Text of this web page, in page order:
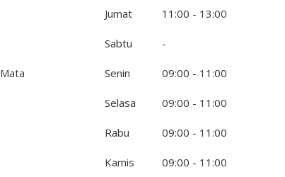
Jumat 11:00 - 13:00
Sabtu -
Mata Senin 09:00 - 11:00
Selasa 09:00 - 11:00
Rabu 09:00 - 11:00
Kamis 09:00 - 11:00